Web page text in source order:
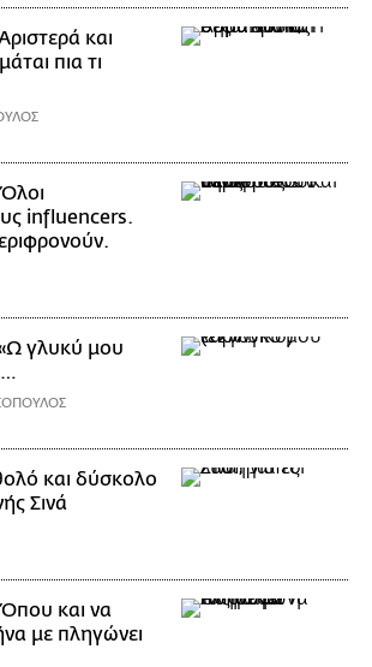
και
πια τι
Όλοι
influencers.
γλυκύ μου
και δύσκολο
Σινά
Όπου και να
με πληγώνει